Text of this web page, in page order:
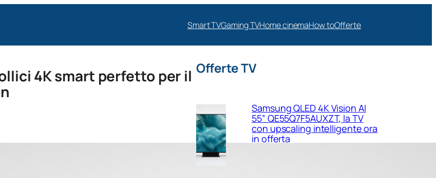
Smart TVGaming TVHome cinemaHow toOfferte
4K smart perfetto per il Offerte TV
Samsung QLED 4K Vision AI
55” QE55Q7F5AUXZT, la TV
con upscaling intelligente ora
in offerta